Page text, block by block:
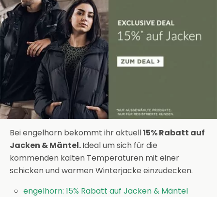
Bei engelhorn bekommt ihr aktuell15% Rabatt auf
Jacken & Mäntel.Ideal um sich für die
kommenden kalten Temperaturen mit einer
schicken und warmen Winterjacke einzudecken.
engelhorn: 15% Rabatt auf Jacken & Mäntel